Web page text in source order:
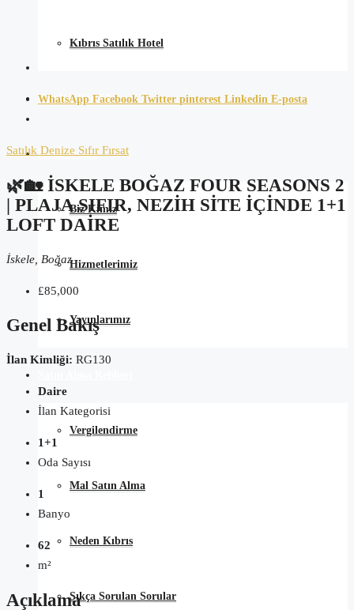
Kıbrıs Satılık Hotel
Günlük Kiralık
Hakkımızda
Biz Kimiz
Hizmetlerimiz
Yayınlarımız
Vergilendirme
Mal Satın Alma
Neden Kıbrıs
Sıkça Sorulan Sorular
WhatsApp Facebook Twitter pinterest Linkedin E-posta
Satılık Denize Sıfır Fırsat
🌿🏡 İSKELE BOĞAZ FOUR SEASONS 2
| PLAJA SIFIR, NEZIH SITE İÇINDE 1+1
LOFT DAIRE
İskele, Boğaz
£85,000
Genel Bakış
İlan Kimliği: RG130
Daire
İlan Kategorisi
1+1
Oda Sayısı
1
Banyo
62
m²
Açıklama